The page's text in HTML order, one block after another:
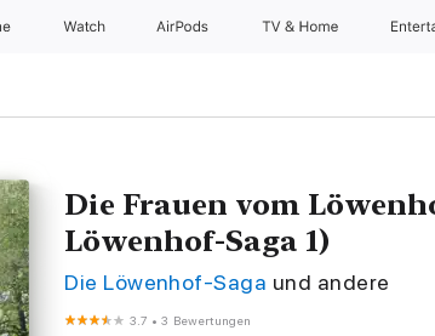
Watch AirPods TV & Home
Die Frauen vom
Löwenhof-Saga 1)
Die Löwenhof-Saga und andere
3.7 •3 Bewertungen